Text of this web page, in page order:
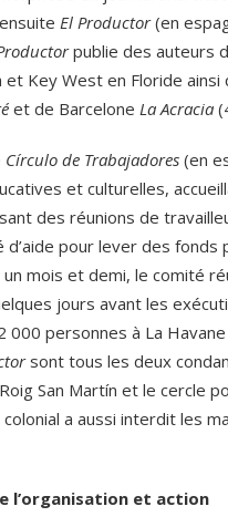
El Productor(en
publie des auteurs
et Key West en Floride
et de Barcelone La Acracia
Círculo de Trabajadores (en
et culturelles,
des réunions de
pour lever des
mois et demi, le comité
jours avant les
000 personnes à La
sont tous les deux
San Martín et le cercle
a aussi interdit les
l’organisation et action